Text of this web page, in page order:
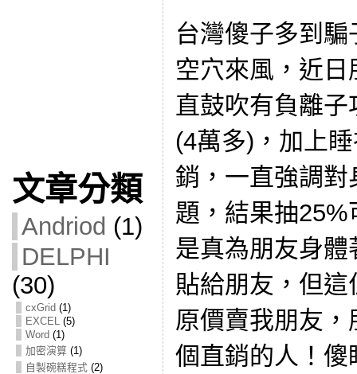
文章分類
Andriod (1)
DELPHI
(30)
cxGrid (1)
EXCEL(5)
Word (1)
加密演算(1)
自製碗糕程式(2)
台灣傻子多到
空穴來風，近
直鼓吹有負離
(4萬多)，加上
銷，一直強調
題，結果抽
是真為朋友身
貼給朋友，但
原價賣我朋友
個直銷的人！